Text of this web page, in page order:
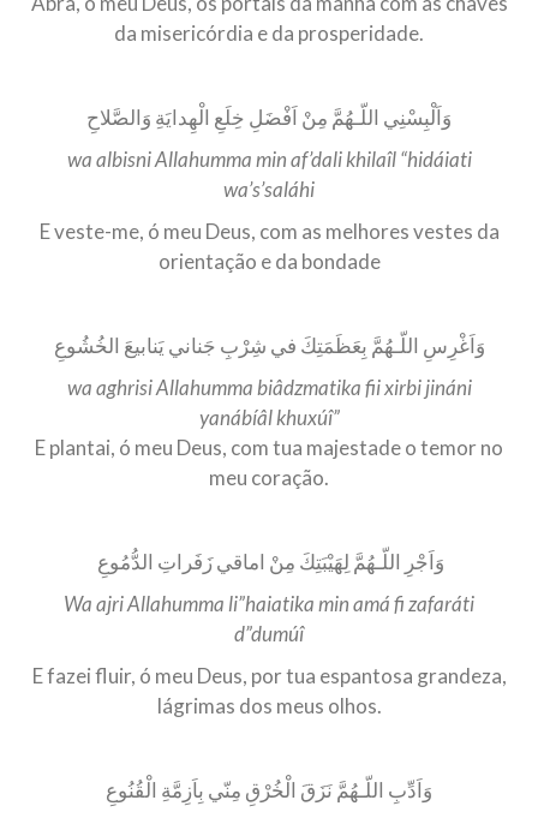
da misericórdia e da prosperidade.
وَاَلْبِسْنِي اللّـهُمَّ مِنْ اَفْضَلِ خِلَعِ الْهِدايَةِ وَالصَّلاحِ
wa albisni Allahumma min af’dali khilaîl “hidáiati
wa’s’saláhi
E veste-me, ó meu Deus, com as melhores vestes da
orientação e da bondade
وَاَغْرِسِ اللّـهُمَّ بِعَظَمَتِكَ في شِرْبِ جَناني يَنابيعَ الخُشُوعِ
wa aghrisi Allahumma biâdzmatika fii xirbi jináni
yanábíâl khuxúî”
E plantai, ó meu Deus, com tua majestade o temor no
meu coração.
وَاَجْرِ اللّـهُمَّ لِهَيْبَتِكَ مِنْ اماقي زَفَراتِ الدُّمُوعِ
Wa ajri Allahumma li”haiatika min amá fi zafaráti
d”dumúî
E fazei fluir, ó meu Deus, por tua espantosa grandeza,
lágrimas dos meus olhos.
وَاَدِّبِ اللّـهُمَّ نَزَقَ الْخُرْقِ مِنّي بِاَزِمَّةِ الْقُنُوعِ